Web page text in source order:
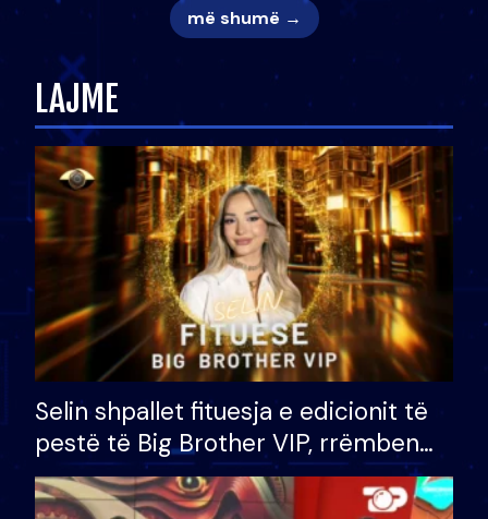
më shumë →
LAJME
Selin shpallet fituesja e edicionit të
pestë të Big Brother VIP, rrëmben
çmimin e madh prej 100 mijë eurosh